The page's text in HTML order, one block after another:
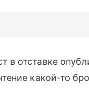
в отставке
какой-то